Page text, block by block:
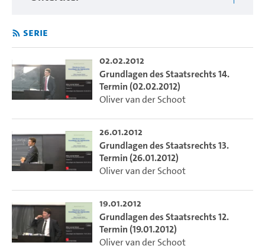
Serie
02.02.2012
Grundlagen des Staatsrechts 14.
Termin (02.02.2012)
Oliver van der Schoot
26.01.2012
Grundlagen des Staatsrechts 13.
Termin (26.01.2012)
Oliver van der Schoot
19.01.2012
Grundlagen des Staatsrechts 12.
Termin (19.01.2012)
Oliver van der Schoot